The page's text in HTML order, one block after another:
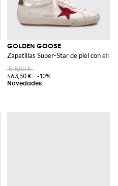
con detalles de efecto craquelado
GOLDEN GOOSE
Zapatillas Super-Star de piel con
515,00 €
463,50 €
-10%